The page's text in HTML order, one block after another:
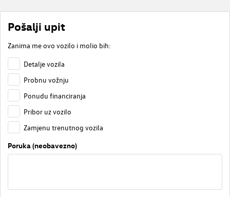
Pošalji upit
Zanima me ovo vozilo i molio bih:
Detalje vozila
Probnu vožnju
Ponudu financiranja
Pribor uz vozilo
Zamjenu trenutnog vozila
Poruka (neobavezno)